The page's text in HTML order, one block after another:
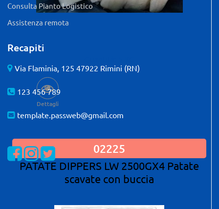
Dettagli
02225
PATATE DIPPERS LW 2500GX4 Patate
scavate con buccia
Consulta Pianto Logistico
Assistenza remota
Recapiti
Via Flaminia, 125 47922 Rimini (RN)
123 456 789
template.passweb@gmail.com
Visualizza la nostra pagina Facebook
Visualizza il nostro profilo Instagram
Visualizza il nostro profilo Twitter